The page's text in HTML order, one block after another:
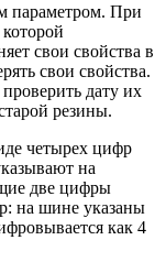
параметром. При
свои свойства в
свои свойства.
дату их
резины.
четырех цифр
на
две цифры
на шине указаны
как 4